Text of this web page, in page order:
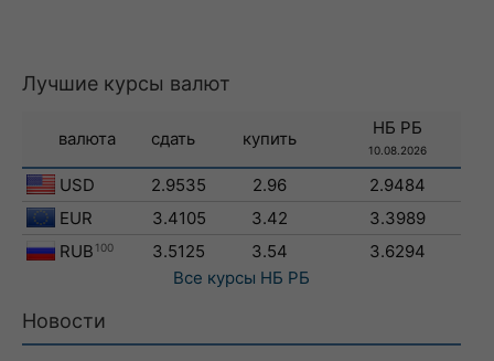
Лучшие курсы валют
валюта сдать купить
НБ РБ
10.08.2026
USD 2.9535 2.96
2.9484
EUR
3.4105 3.42
3.3989
RUB 100 3.5125 3.54
3.6294
Все курсы НБ РБ
Новости